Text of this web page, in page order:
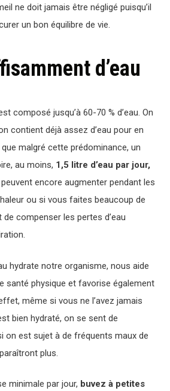
ne doit jamais être négligé puisqu’il
un bon équilibre de vie.
d’eau
composé jusqu’à 60-70 % d’eau. On
contient déjà assez d’eau pour en
malgré cette prédominance, un
au moins, 1,5 litre d’eau par jour,
encore augmenter pendant les
ou si vous faites beaucoup de
compenser les pertes d’eau
hydrate notre organisme, nous aide
santé physique et favorise également
même si vous ne l’avez jamais
bien hydraté, on se sent de
on est sujet à de fréquents maux de
plus.
minimale par jour, buvez à petites